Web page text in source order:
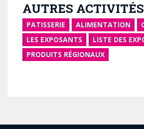
AUTRES ACTIVITÉS
PATISSERIE ALIMENTATION
LES EXPOSANTS
LISTE DES
PRODUITS RÉGIONAUX